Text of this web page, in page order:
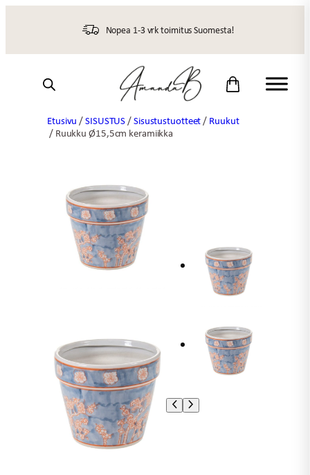
Nopea 1-3 vrk toimitus Suomesta!
Etusivu /SISUSTUS/Sisustustuotteet/ Ruukut
/ Ruukku Ø15,5cm keramiikka